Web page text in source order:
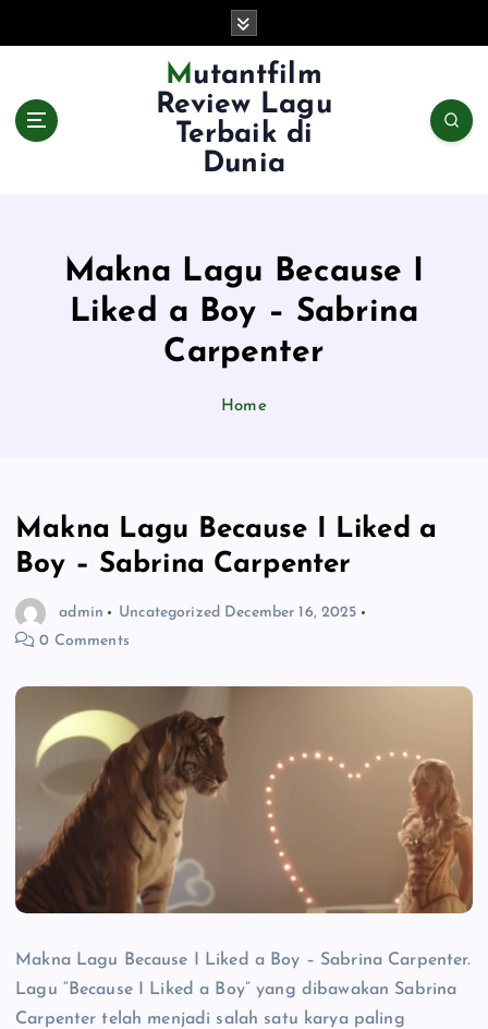
Mutantfilm
Review Lagu
Terbaik di
Dunia
Makna Lagu Because I
Liked a Boy – Sabrina
Carpenter
Home
Makna Lagu Because I Liked a
Boy – Sabrina Carpenter
admin Uncategorized December 16, 2025
0 Comments
Makna Lagu Because I Liked a Boy – Sabrina Carpenter.
Lagu “Because I Liked a Boy” yang dibawakan Sabrina
Carpenter telah menjadi salah satu karya paling